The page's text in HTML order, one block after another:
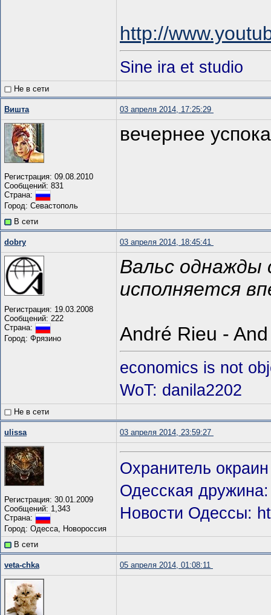
http://
Sine ira et studio
Не в сети
Вишта 03 апреля 2014, 17:25:29
Регистрация: 09.08.2010
Сообщений: 831
Страна:
Город: Севастополь
вечернее
В сети
dobry 03 апреля 2014, 18:45:41
Регистрация: 19.03.2008
Сообщений: 222
Страна:
Город: Фрязино
Вальс однажды
исполняется
André Rieu -
economics is not
WoT: danila2202
Не в сети
ulissa 03 апреля 2014, 23:59:27
Регистрация: 30.01.2009
Сообщений: 1,343
Страна:
Город: Одесса, Новороссия
Охранитель
Одесская
Новости Одессы:
В сети
veta-chka 05 апреля 2014, 01:08:11